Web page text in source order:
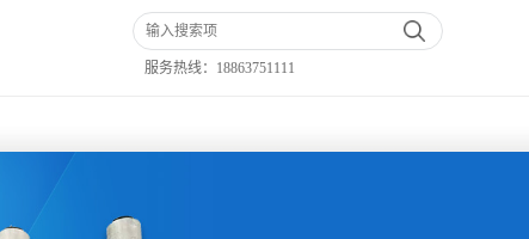
服务热线： 18863751111